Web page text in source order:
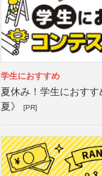
学生におすすめ
夏休み！学生におす
夏》
[PR]